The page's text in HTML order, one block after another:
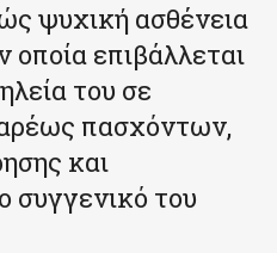
ψυχική ασθένεια
οποία επιβάλλεται
του σε
πασχόντων,
και
συγγενικό του